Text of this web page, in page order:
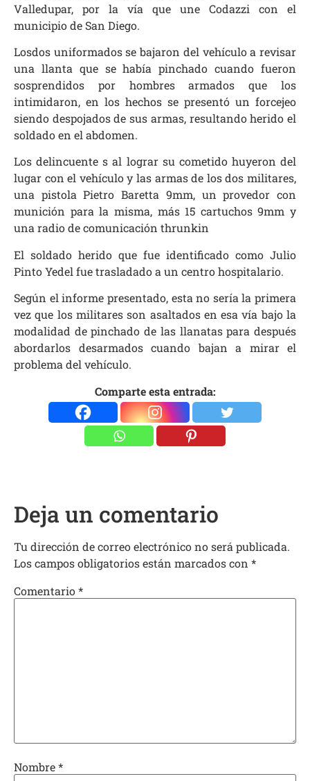
Valledupar, por la vía que une Codazzi con el
municipio de San Diego.
Losdos uniformados se bajaron del vehículo a revisar
una llanta que se había pinchado cuando fueron
sosprendidos por hombres armados que los
intimidaron, en los hechos se presentó un forcejeo
siendo despojados de sus armas, resultando herido el
soldado en el abdomen.
Los delincuente s al lograr su cometido huyeron del
lugar con el vehículo y las armas de los dos militares,
una pistola Pietro Baretta 9mm, un provedor con
munición para la misma, más 15 cartuchos 9mm y
una radio de comunicación thrunkin
El soldado herido que fue identificado como Julio
Pinto Yedel fue trasladado a un centro hospitalario.
Según el informe presentado, esta no sería la primera
vez que los militares son asaltados en esa vía bajo la
modalidad de pinchado de las llanatas para después
abordarlos desarmados cuando bajan a mirar el
problema del vehículo.
Comparte esta entrada:
Deja un comentario
Tu dirección de correo electrónico no será publicada.
Los campos obligatorios están marcados con *
Comentario*
Nombre*